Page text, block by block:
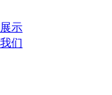
示
们